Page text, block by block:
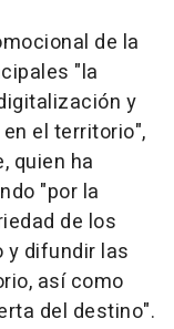
de la
"la
y
el territorio",
quien ha
"por la
de los
y difundir las
así como
del destino".